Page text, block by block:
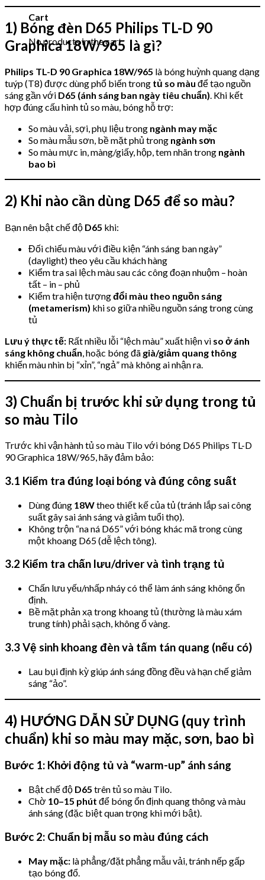
Cart
No products in the cart.
1) Bóng đèn D65 Philips TL-D 90
Graphica 18W/965 là gì?
Philips TL-D 90 Graphica 18W/965 là bóng huỳnh quang dạng
tuýp (T8) được dùng phổ biến trong tủ so màu để tạo nguồn
sáng gần với D65 (ánh sáng ban ngày tiêu chuẩn) . Khi kết
hợp đúng cấu hình tủ so màu, bóng hỗ trợ:
So màu vải, sợi, phụ liệu trong ngành may mặc
So màu mẫu sơn, bề mặt phủ trong ngành sơn
So màu mực in, màng/giấy, hộp, tem nhãn trong ngành
bao bì
2) Khi nào cần dùng D65 để so màu?
Bạn nên bật chế độ D65 khi:
Đối chiếu màu với điều kiện “ánh sáng ban ngày”
(daylight) theo yêu cầu khách hàng
Kiểm tra sai lệch màu sau các công đoạn nhuộm – hoàn
tất – in – phủ
Kiểm tra hiện tượngđổi màu theo nguồn sáng
(metamerism) khi so giữa nhiều nguồn sáng trong cùng
tủ
Lưu ý thực tế: Rất nhiều lỗi “lệch màu” xuất hiện vì so ở ánh
sáng không chuẩn , hoặc bóng đã già/giảm quang thông
khiến màu nhìn bị “xỉn”, “ngả” mà không ai nhận ra.
3) Chuẩn bị trước khi sử dụng trong tủ
so màu Tilo
Trước khi vận hành tủ so màu Tilo với bóng D65 Philips TL-D
90 Graphica 18W/965, hãy đảm bảo:
3.1 Kiểm tra đúng loại bóng và đúng công suất
Dùng đúng 18Wtheo thiết kế của tủ (tránh lắp sai công
suất gây sai ánh sáng và giảm tuổi thọ).
Không trộn “na ná D65” với bóng khác mã trong cùng
một khoang D65 (dễ lệch tông).
3.2 Kiểm tra chấn lưu/driver và tình trạng tủ
Chấn lưu yếu/nhấp nháy có thể làm ánh sáng không ổn
định.
Bề mặt phản xạ trong khoang tủ (thường là màu xám
trung tính) phải sạch, không ố vàng.
3.3 Vệ sinh khoang đèn và tấm tán quang (nếu có)
Lau bụi định kỳ giúp ánh sáng đồng đều và hạn chế giảm
sáng “ảo”.
4) HƯỚNG DẪN SỬ DỤNG (quy trình
chuẩn) khi so màu may mặc, sơn, bao bì
Bước 1: Khởi động tủ và “warm-up” ánh sáng
Bật chế độ D65 trên tủ so màu Tilo.
Chờ 10–15 phút để bóng ổn định quang thông và màu
ánh sáng (đặc biệt quan trọng khi mới bật).
Bước 2: Chuẩn bị mẫu so màu đúng cách
May mặc: là phẳng/đặt phẳng mẫu vải, tránh nếp gấp
tạo bóng đổ.